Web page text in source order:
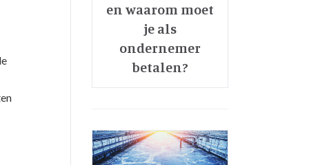
en waarom moet
je als
ondernemer
betalen?